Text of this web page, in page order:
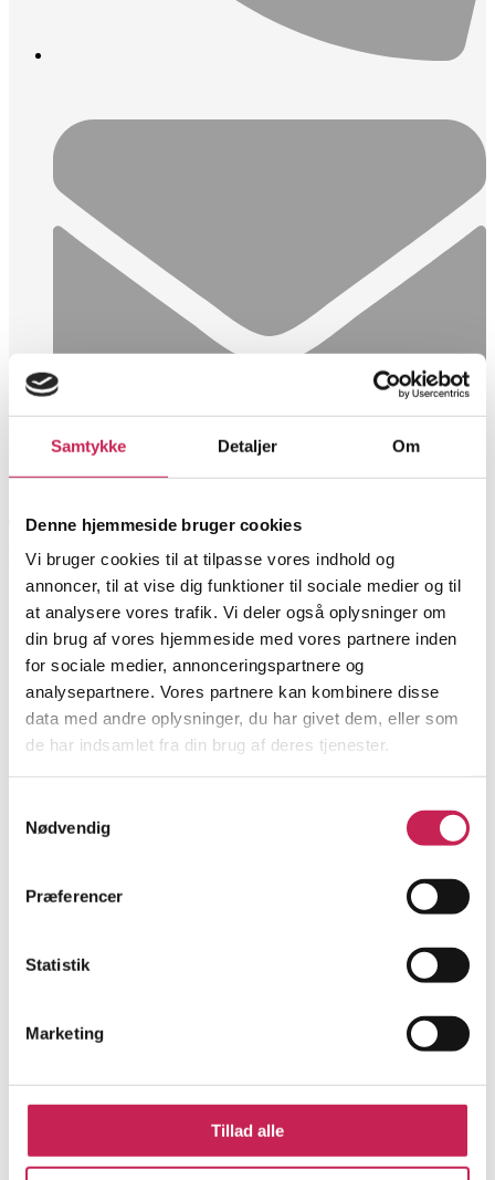
Samtykke Detaljer Om
Denne hjemmeside bruger cookies
Vi bruger cookies til at tilpasse vores indhold og
annoncer, til at vise dig funktioner til sociale medier og til
at analysere vores trafik. Vi deler også oplysninger om
din brug af vores hjemmeside med vores partnere inden
for sociale medier, annonceringspartnere og
analysepartnere. Vores partnere kan kombinere disse
data med andre oplysninger, du har givet dem, eller som
de har indsamlet fra din brug af deres tjenester.
Nødvendig
Præferencer
Statistik
Marketing
Tillad alle
Lise Bonnevie
Direktør i Helsefonden